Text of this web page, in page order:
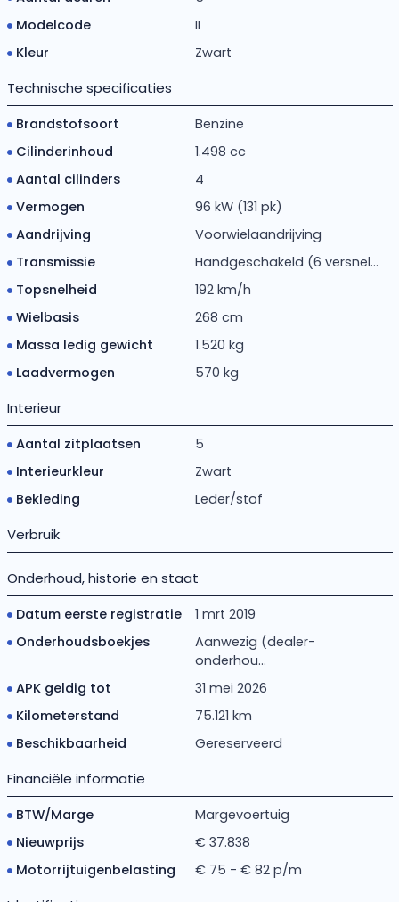
Modelcode
II
Kleur
Zwart
Technische specificaties
Brandstofsoort
Benzine
Cilinderinhoud
1.498 cc
Aantal cilinders
4
Vermogen
96 kW (131 pk)
Aandrijving
Voorwielaandrijving
Transmissie
Handgeschakeld (6 versnel...
Topsnelheid
192 km/h
Wielbasis
268 cm
Massa ledig gewicht
1.520 kg
Laadvermogen
570 kg
Interieur
Aantal zitplaatsen
5
Interieurkleur
Zwart
Bekleding
Leder/stof
Verbruik
Onderhoud, historie en staat
Datum eerste registratie
1 mrt 2019
Onderhoudsboekjes
Aanwezig (dealer-
onderhou...
APK geldig tot
31 mei 2026
Kilometerstand
75.121 km
Beschikbaarheid
Gereserveerd
Financiële informatie
BTW/Marge
Margevoertuig
Nieuwprijs
€ 37.838
Motorrijtuigenbelasting
€ 75 - € 82 p/m